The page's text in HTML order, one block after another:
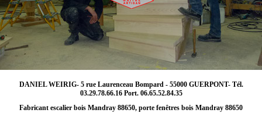
DANIEL WEIRIG- 5 rue Laurenceau Bompard - 55000 GUERPONT- Tél.
03.29.78.66.16 Port. 06.65.52.84.35
Fabricant escalier bois Mandray 88650, porte fenêtres bois Mandray 88650